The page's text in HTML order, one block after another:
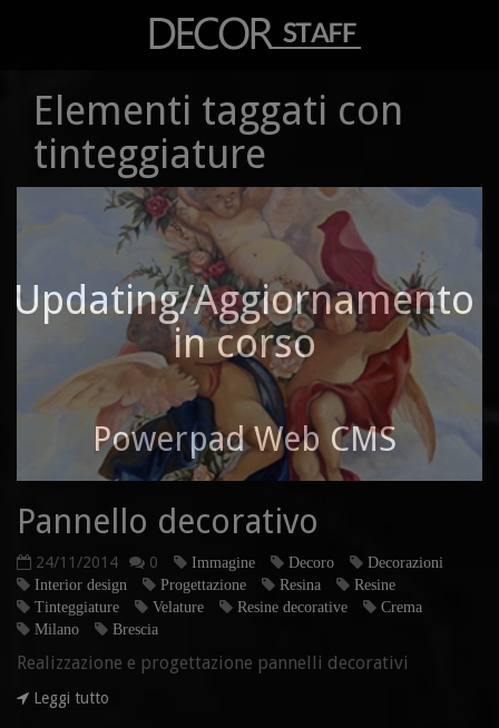
Elementi taggati con
tinteggiature
Pannello decorativo
24/11/2014 0 Immagine Decoro
Decorazioni
Interior design
Progettazione Resina
Resine
Tinteggiature
Velature Resine decorative
Crema
Milano
Brescia
Realizzazione e progettazione pannelli decorativi
Leggi tutto
Updating/Aggiornamento
in corso
Powerpad Web CMS